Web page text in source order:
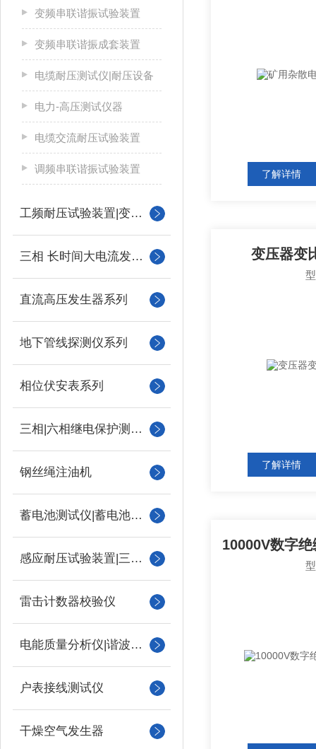
变频串联谐振试验装置
变频串联谐振成套装置
电缆耐压测试仪|耐压设备
电力-高压测试仪器
电缆交流耐压试验装置
调频串联谐振试验装置
工频耐压试验装置|变压器
三相 长时间大电流发生器
直流高压发生器系列
地下管线探测仪系列
相位伏安表系列
三相|六相继电保护测试仪
钢丝绳注油机
蓄电池测试仪|蓄电池充放电测试仪
感应耐压试验装置|三倍频
雷击计数器校验仪
电能质量分析仪|谐波测试
户表接线测试仪
干燥空气发生器
了解详情
变压器变
了解详情